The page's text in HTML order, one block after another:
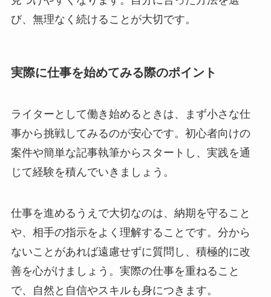
び、無理なく続けることが大切です。
実際に仕事を始めてみる際のポイント
ライターとして働き始めるときは、まず小さな仕
事から挑戦してみるのが安心です。初心者向けの
案件や簡単な記事執筆からスタートし、実践を通
じて経験を積んでいきましょう。
仕事を進めるうえで大切なのは、納期を守ること
や、相手の指示をよく理解することです。分から
ないことがあれば遠慮せずに質問し、積極的に改
善を心がけましょう。実際の仕事を重ねること
で、自然と自信やスキルも身につきます。